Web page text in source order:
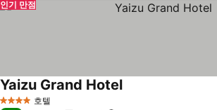
인기 만점
4 성급 호텔
Yaizu Grand Hotel